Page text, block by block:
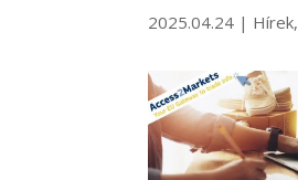
2025.04.24 | Hírek,